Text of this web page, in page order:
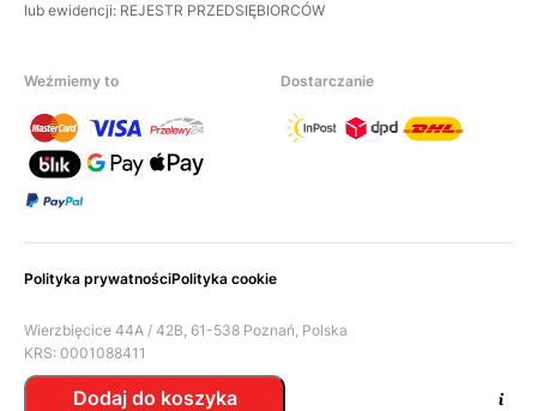
Dodaj do koszyka
lub ewidencji: REJESTR PRZEDSIĘBIORCÓW
Weźmiemy to Dostarczanie
Polityka prywatnościPolityka cookie
Wierzbięcice 44A / 42B, 61-538 Poznań, Polska
KRS: 0001088411
Nip: 7831898042
Regon: 527791798